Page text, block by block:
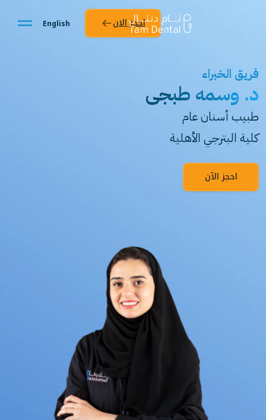
احجز الان English
فريق الخبراء
د. وسمه طبجي
طبيب أسنان عام
كلية البترجي الأهلية
احجز الآن